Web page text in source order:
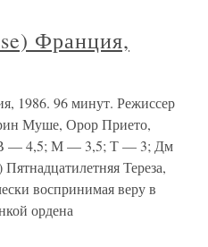
Франция,
1986. 96 минут. Режиссер
Муше, Орор Прието,
— 4,5; М — 3,5; Т — 3; Дм
Тереза,
воспринимая веру в
ордена